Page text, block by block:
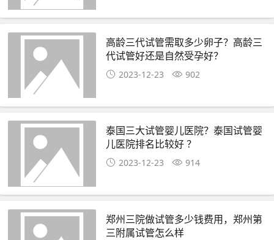
高龄三代试管需取多少卵子？高龄三
代试管好还是自然受孕好？
2023-12-23 902
泰国三大试管婴儿医院？泰国试管婴
儿医院排名比较好 ？
2023-12-23 914
郑州三院做试管多少钱费用，郑州第
三附属试管怎么样